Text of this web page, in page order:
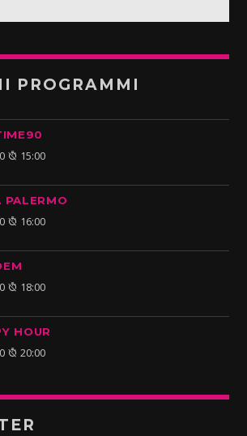
PROGRAMMI
15:00
PALERMO
16:00
18:00
HOUR
20:00